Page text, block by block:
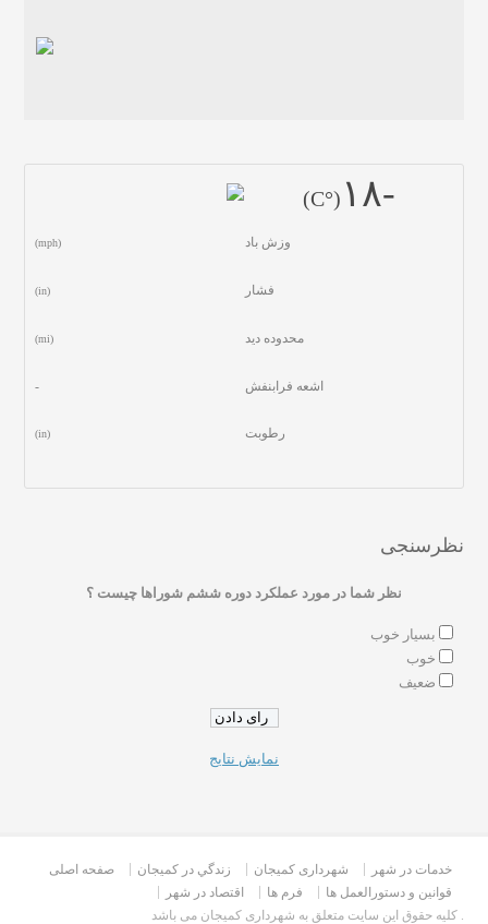
-١٨ (°C)
وزش باد (mph)
فشار (in)
محدوده دید (mi)
اشعه فرابنفش -
رطوبت (in)
نظرسنجی
نظر شما در مورد عملکرد دوره ششم شوراها چیست ؟
بسیار خوب
خوب
ضعیف
نمایش نتایج
صفحه اصلی زندگي در كميجان شهرداری کمیجان
خدمات در شهر
اقتصاد در شهر
فرم ها
قوانین و دستورالعمل ها
کلیه حقوق این سایت متعلق به شهرداری کمیجان می باشد .